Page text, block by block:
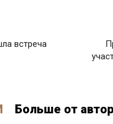
встреча
Больше от